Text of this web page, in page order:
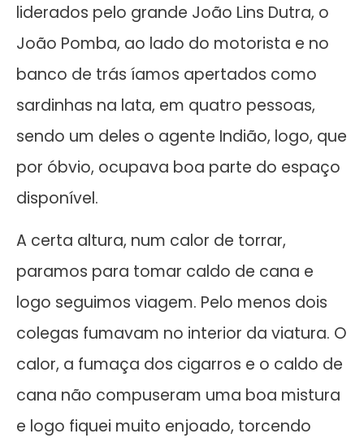
liderados pelo grande João Lins Dutra, o
João Pomba, ao lado do motorista e no
banco de trás íamos apertados como
sardinhas na lata, em quatro pessoas,
sendo um deles o agente Indião, logo, que
por óbvio, ocupava boa parte do espaço
disponível.
A certa altura, num calor de torrar,
paramos para tomar caldo de cana e
logo seguimos viagem. Pelo menos dois
colegas fumavam no interior da viatura. O
calor, a fumaça dos cigarros e o caldo de
cana não compuseram uma boa mistura
e logo fiquei muito enjoado, torcendo